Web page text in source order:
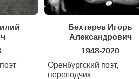
Бехтерев Игорь
Александрович
1948-2020
Оренбургский поэт,
переводчик